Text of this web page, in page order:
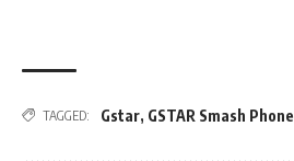
TAGGED: Gstar, GSTAR Smash Phone